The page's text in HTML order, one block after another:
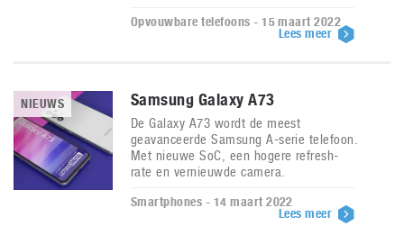
Opvouwbare telefoons - 15 maart 2022
Lees meer
NIEUWS Samsung Galaxy A73
De Galaxy A73 wordt de meest
geavanceerde Samsung A-serie telefoon.
Met nieuwe SoC, een hogere refresh-
rate en vernieuwde camera.
Smartphones - 14 maart 2022
Lees meer